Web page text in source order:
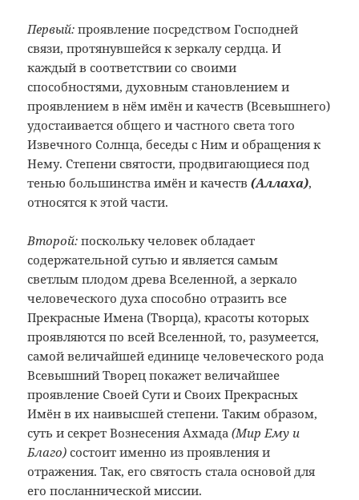
Первый: проявление посредством Господней
связи, протянувшейся к зеркалу сердца. И
каждый в соответствии со своими
способностями, духовным становлением и
проявлением в нём имён и качеств (Всевышнего)
удостаивается общего и частного света того
Извечного Солнца, беседы с Ним и обращения к
Нему. Степени святости, продвигающиеся под
тенью большинства имён и качеств(Аллаха),
относятся к этой части.
Второй: поскольку человек обладает
содержательной сутью и является самым
светлым плодом древа Вселенной, а зеркало
человеческого духа способно отразить все
Прекрасные Имена (Творца), красоты которых
проявляются по всей Вселенной, то, разумеется,
самой величайшей единице человеческого рода
Всевышний Творец покажет величайшее
проявление Своей Сути и Своих Прекрасных
Имён в их наивысшей степени. Таким образом,
суть и секрет Вознесения Ахмада(Мир Ему и
Благо) состоит именно из проявления и
отражения. Так, его святость стала основой для
его посланнической миссии.